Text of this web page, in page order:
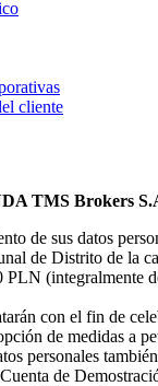
cliente
TMS Brokers
de sus datos
de Distrito de la
(integralmente
con el fin de
de medidas a
personales
de